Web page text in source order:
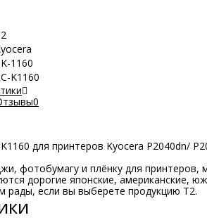
1160
K1160
0
для принтеров Kyocera P2040dn/
фотобумагу и плёнку для принтеров,
дорогие японские, американские,
рады, если вы выберете продукцию Т2.